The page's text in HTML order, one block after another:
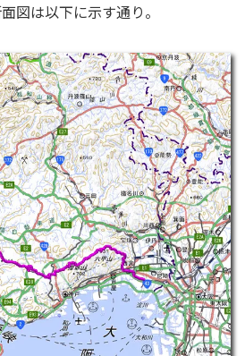
図は以下に示す通り。